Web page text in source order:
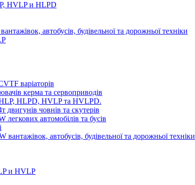
HVLP и HLPD
автобусів, будівельної та дорожньої техніки
варіаторів
керма та сервоприводів
HLP, HLPD, HVLP та HVLPD.
двигунів човнів та скутерів
автомобілів та бусів
автобусів, будівельної та дорожньої техніки
и HVLP